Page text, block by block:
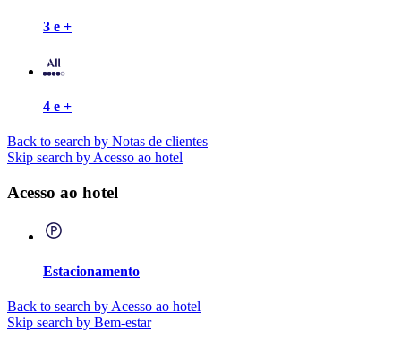
3 e +
4 e +
Back to search by Notas de clientes
Skip search by Acesso ao hotel
Acesso ao hotel
Estacionamento
Back to search by Acesso ao hotel
Skip search by Bem-estar